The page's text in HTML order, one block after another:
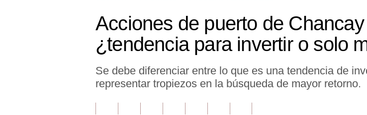
Acciones de puerto de
¿tendencia para invertir o solo
Se debe diferenciar entre lo que es una tendencia de
representar tropiezos en la búsqueda de mayor retorno.